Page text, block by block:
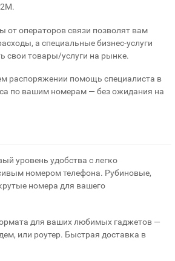
от операторов связи позволят вам
а специальные бизнес-услуги
свои товары/услуги на рынке.
распоряжении помощь специалиста в
по вашим номерам — без ожидания на
уровень удобства с легко
номером телефона. Рубиновые,
номера для вашего
для ваших любимых гаджетов —
или роутер. Быстрая доставка в